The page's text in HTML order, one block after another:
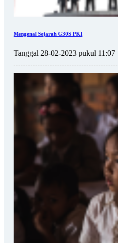
Mengenal Sejarah G30S PKI
Tanggal 28-02-2023 pukul 11:07